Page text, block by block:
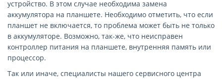
устройство. В этом случае необходима замена
аккумулятора на планшете. Необходимо отметить, что если
планшет не включается, то проблема может быть не только
в аккумуляторе. Возможно, так-же, что неисправен
контроллер питания на планшете, внутренняя память или
процессор.
Так или иначе, специалисты нашего сервисного центра